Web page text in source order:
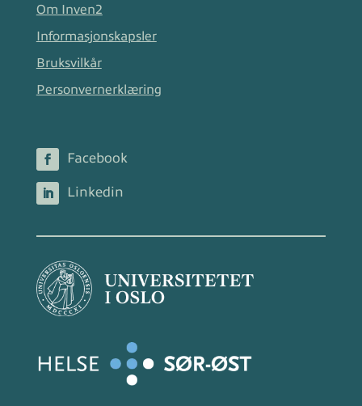
Om Inven2
Informasjonskapsler
Bruksvilkår
Personvernerklæring